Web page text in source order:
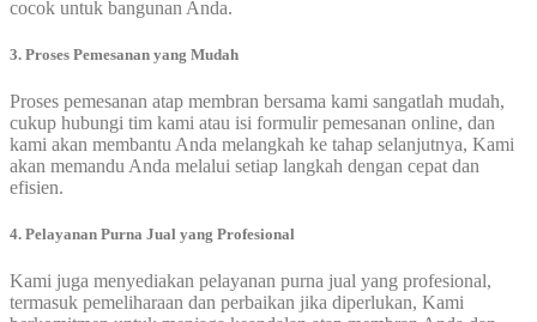
cocok untuk bangunan Anda.
3. Proses Pemesanan yang Mudah
Proses pemesanan atap membran bersama kami sangatlah mudah,
cukup hubungi tim kami atau isi formulir pemesanan online, dan
kami akan membantu Anda melangkah ke tahap selanjutnya, Kami
akan memandu Anda melalui setiap langkah dengan cepat dan
efisien.
4. Pelayanan Purna Jual yang Profesional
Kami juga menyediakan pelayanan purna jual yang profesional,
termasuk pemeliharaan dan perbaikan jika diperlukan, Kami